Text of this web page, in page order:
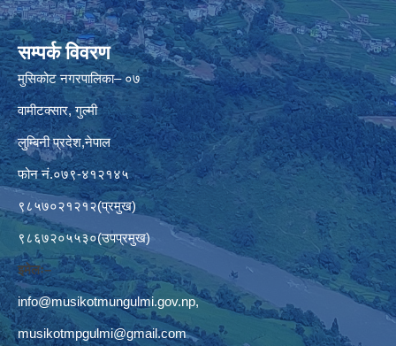
सम्पर्क विवरण
मुसिकोट नगरपालिका– ०७
वामीटक्सार, गुल्मी
लुम्बिनी प्रदेश,नेपाल
फोन नं.०७९-४१२१४५
९८५७०२१२१२(प्रमुख)
९८६७२०५५३०(उपप्रमुख)
इमेलः–
info@musikotmungulmi.gov.np,
musikotmpgulmi@gmail.com